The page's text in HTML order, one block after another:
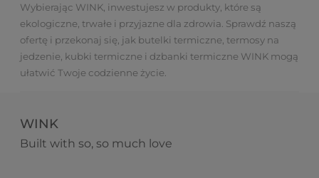
Wybierając WINK, inwestujesz w produkty, które są
ekologiczne, trwałe i przyjazne dla zdrowia. Sprawdź naszą
ofertę i przekonaj się, jak butelki termiczne, termosy na
jedzenie, kubki termiczne i dzbanki termiczne WINK mogą
ułatwić Twoje codzienne życie.
WINK
Built with so, so much love